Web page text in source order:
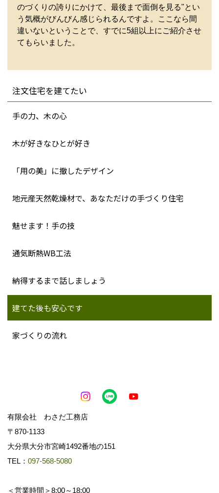
のづくりの誇りにかけて、最後まで面倒を見る"とい
う気概がびんびん感じられるんですよ。ここなら間
違いないということで、すでに5組以上にご紹介させ
てもらいました。
注文住宅を建てたい
手の力、木の心
木が好きなひとが好き
「用の美」に撤したデザイン
地元産天然乾燥材で、あなただけの手づくり住宅
魅せます！手の技
通気断熱WB工法
納得するまで話しましょう
建てた後も安心です
家づくりの流れ
有限会社 わさだ工務店
〒870-1133
大分県大分市宮崎1492番地の151
TEL： 097-568-5080
＜営業時間＞8:00～18:00